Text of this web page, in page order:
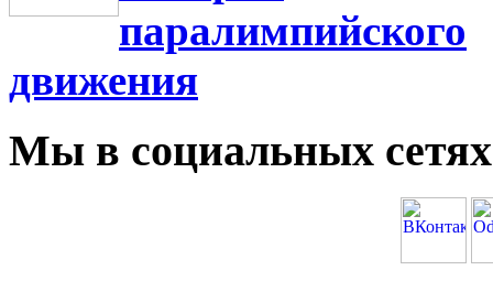
История
паралимпийского
движения
Мы в социальных сетях